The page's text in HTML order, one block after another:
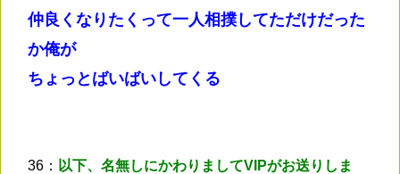
仲良くなりたくって一人相撲してただけだった
か俺が
ちょっとばいばいしてくる
36： 以下、名無しにかわりましてVIPがお送りしま